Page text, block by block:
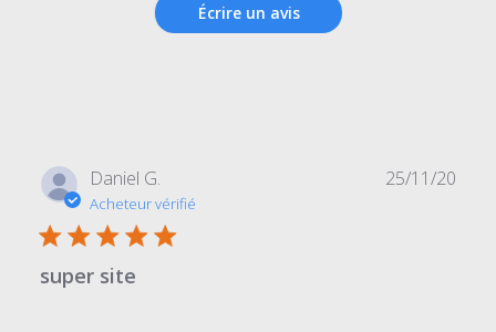
Écrire un avis
Daniel G.
Acheteur vérifié
super site
25/11/20